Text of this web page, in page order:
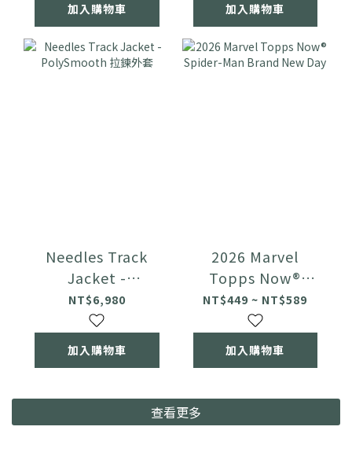
加入購物車 加入購物車
Needles Track
Jacket -
PolySmooth 拉鍊
外套
NT$6,980
加入購物車
2026 Marvel
Topps Now®
Spider-Man Brand
New Day
NT$449 ~ NT$589
加入購物車
查看更多